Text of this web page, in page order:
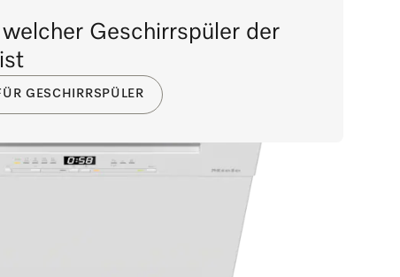
welcher Geschirrspüler der
GESCHIRRSPÜLER